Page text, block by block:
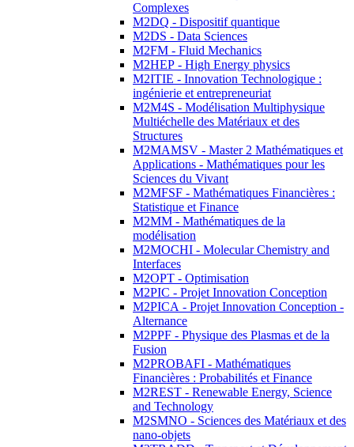
Complexes
M2DQ - Dispositif quantique
M2DS - Data Sciences
M2FM - Fluid Mechanics
M2HEP - High Energy physics
M2ITIE - Innovation Technologique :
ingénierie et entrepreneuriat
M2M4S - Modélisation Multiphysique
Multiéchelle des Matériaux et des
Structures
M2MAMSV - Master 2 Mathématiques et
Applications - Mathématiques pour les
Sciences du Vivant
M2MFSF - Mathématiques Financières :
Statistique et Finance
M2MM - Mathématiques de la
modélisation
M2MOCHI - Molecular Chemistry and
Interfaces
M2OPT - Optimisation
M2PIC - Projet Innovation Conception
M2PICA - Projet Innovation Conception -
Alternance
M2PPF - Physique des Plasmas et de la
Fusion
M2PROBAFI - Mathématiques
Financières : Probabilités et Finance
M2REST - Renewable Energy, Science
and Technology
M2SMNO - Sciences des Matériaux et des
nano-objets